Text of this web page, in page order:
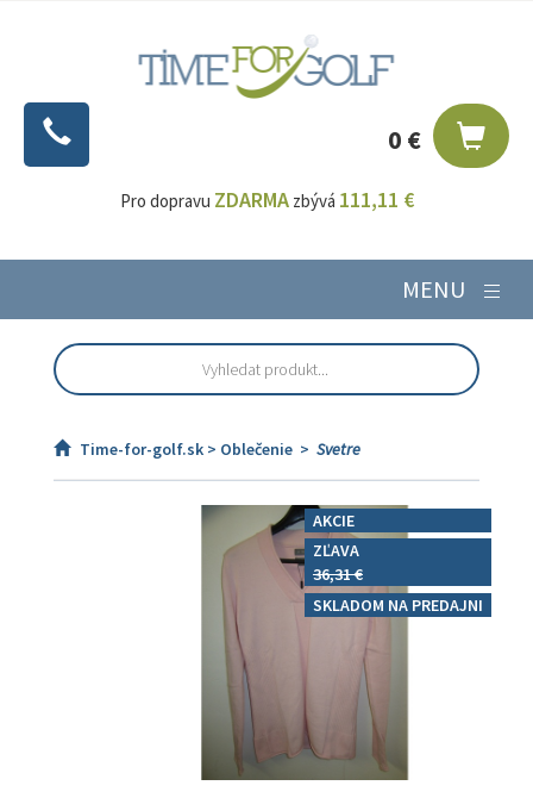
0 €
Pro dopravu ZDARMAzbývá 111,11 €
MENU
Time-for-golf.sk > Oblečenie > Svetre
AKCIE
ZĽAVA
36,31 €
SKLADOM NA PREDAJNI